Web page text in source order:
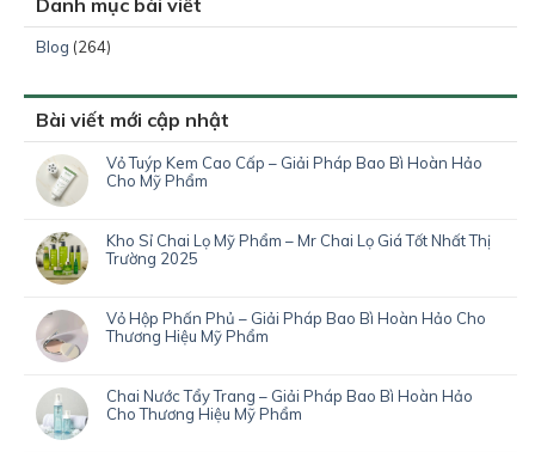
Blog (264)
Bài viết mới cập nhật
Vỏ Tuýp Kem Cao Cấp – Giải Pháp Bao Bì Hoàn Hảo
Cho Mỹ Phẩm
Kho Sỉ Chai Lọ Mỹ Phẩm – Mr Chai Lọ Giá Tốt Nhất Thị
Trường 2025
Vỏ Hộp Phấn Phủ – Giải Pháp Bao Bì Hoàn Hảo Cho
Thương Hiệu Mỹ Phẩm
Chai Nước Tẩy Trang – Giải Pháp Bao Bì Hoàn Hảo
Cho Thương Hiệu Mỹ Phẩm